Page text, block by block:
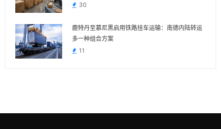
30
鹿特丹至慕尼黑启用铁路挂车运输：南德内陆转运
多一种组合方案
11